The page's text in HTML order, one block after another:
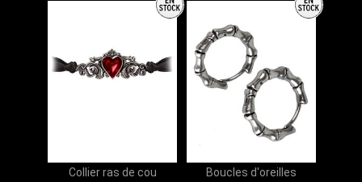
Collier ras de cou
Boucles d'oreilles